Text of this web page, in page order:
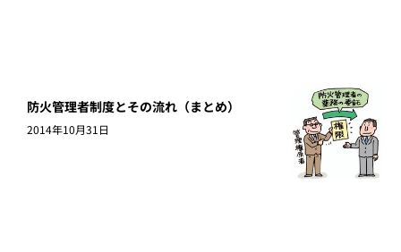
防火管理者制度とその流れ（まとめ）
2014年10月31日